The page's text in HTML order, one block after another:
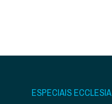
ESPECIAIS ECCLESIA